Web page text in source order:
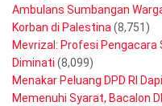
Ambulans Sumbangan
Korban di Palestina(8,751)
Mevrizal: Profesi Pengacara
Diminati (8,099)
Menakar Peluang DPD RI
Memenuhi Syarat, Bacalon